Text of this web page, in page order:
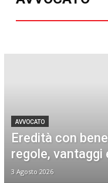
AVVOCATO
Eredità con
regole, vantaggi
3 Agosto 2026